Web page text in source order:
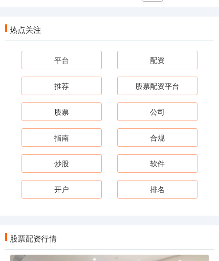
热点关注
平台 配资
推荐 股票配资平台
股票 公司
指南 合规
炒股 软件
开户 排名
股票配资行情